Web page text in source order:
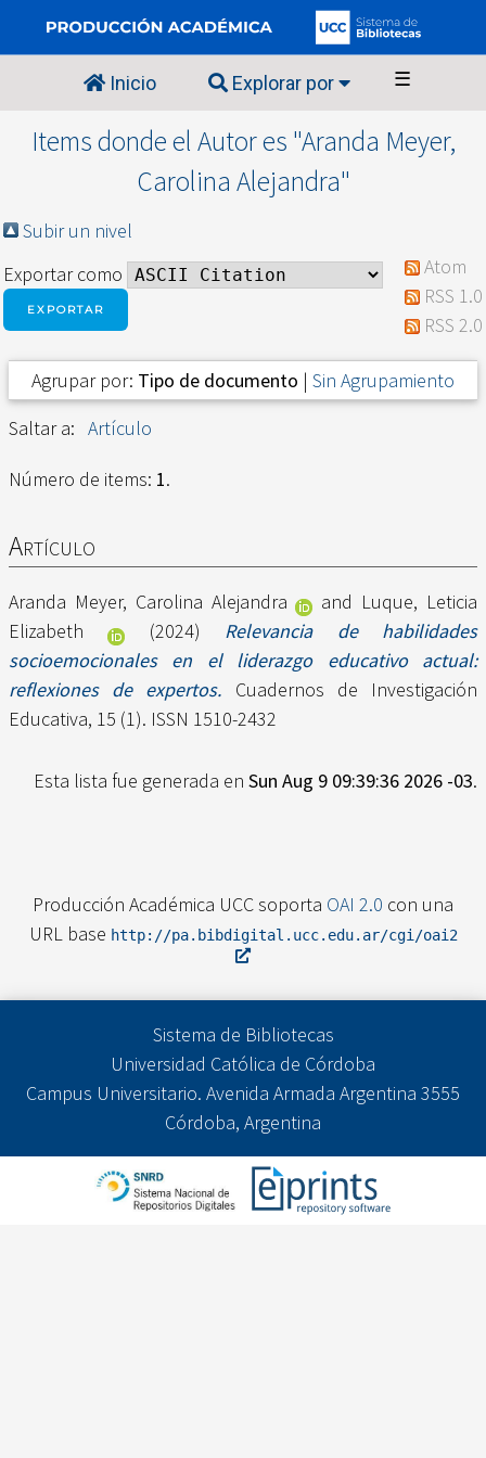
Inicio Explorar por ☰
Items donde el Autor es "Aranda Meyer,
Carolina Alejandra"
Subir un nivel
Exportar como
Atom
RSS 1.0
RSS 2.0
Agrupar por: Tipo de documento | Sin Agrupamiento
Saltar a: Artículo
Número de items: 1.
Artículo
Aranda Meyer, Carolina Alejandra and Luque, Leticia
Elizabeth
(2024) Relevancia de habilidades
socioemocionales en el liderazgo educativo actual:
reflexiones de expertos. Cuadernos de Investigación
Educativa, 15 (1). ISSN 1510-2432
Esta lista fue generada en Sun Aug 9 09:39:36 2026 -03.
Producción Académica UCC soporta OAI 2.0 con una
URL base http://pa.bibdigital.ucc.edu.ar/cgi/oai2
Sistema de Bibliotecas
Universidad Católica de Córdoba
Campus Universitario. Avenida Armada Argentina 3555
Córdoba, Argentina